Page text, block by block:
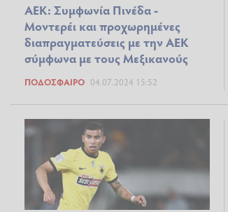
ΑΕΚ: Συμφωνία Πινέδα -
Μοντερέι και προχωρημένες
διαπραγματεύσεις με την ΑΕΚ
σύμφωνα με τους Μεξικανούς
ΠΟΔΌΣΦΑΙΡΟ 04.07.2024 15:52